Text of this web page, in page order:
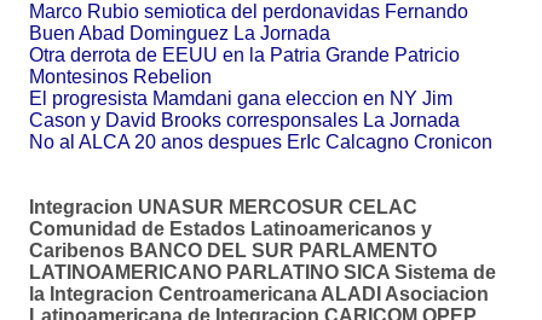
Marco Rubio semiotica del perdonavidas Fernando
Buen Abad Dominguez La Jornada
Otra derrota de EEUU en la Patria Grande Patricio
Montesinos Rebelion
El progresista Mamdani gana eleccion en NY Jim
Cason y David Brooks corresponsales La Jornada
No al ALCA 20 anos despues ErIc Calcagno Cronicon
Integracion UNASUR MERCOSUR CELAC
Comunidad de Estados Latinoamericanos y
Caribenos BANCO DEL SUR PARLAMENTO
LATINOAMERICANO PARLATINO SICA Sistema de
la Integracion Centroamericana ALADI Asociacion